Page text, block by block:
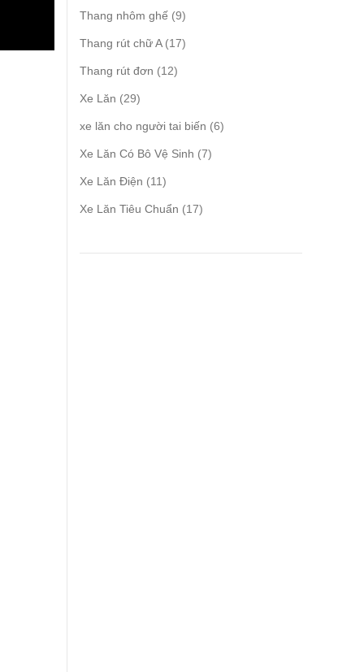
Thang nhôm ghế 99
Thang rút chữ A 1717
Thang rút đơn 1212
Xe Lăn 2929
xe lăn cho người tai biến 66
Xe Lăn Có Bô Vệ Sinh 77
Xe Lăn Điện 1111
Xe Lăn Tiêu Chuẩn 1717